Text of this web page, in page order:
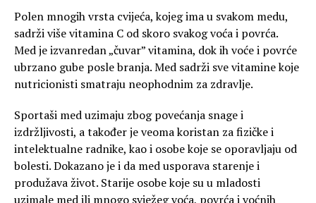
Polen mnogih vrsta cvijeća, kojeg ima u svakom medu,
sadrži više vitamina C od skoro svakog voća i povrća.
Med je izvanredan „čuvar” vitamina, dok ih voće i povrće
ubrzano gube posle branja. Med sadrži sve vitamine koje
nutricionisti smatraju neophodnim za zdravlje.
Sportaši med uzimaju zbog povećanja snage i
izdržljivosti, a također je veoma koristan za fizičke i
intelektualne radnike, kao i osobe koje se oporavljaju od
bolesti. Dokazano je i da med usporava starenje i
produžava život. Starije osobe koje su u mladosti
uzimale med ili mnogo svježeg voća, povrća i voćnih